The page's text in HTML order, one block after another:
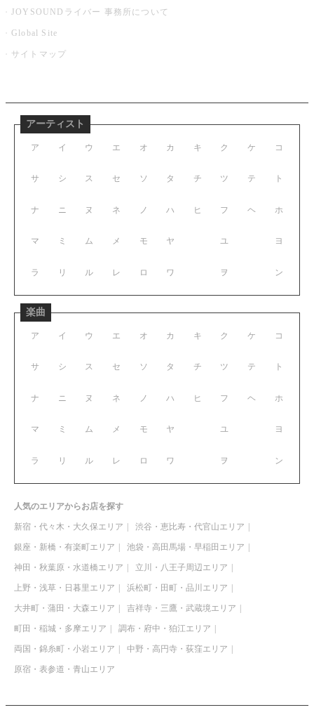
JOYSOUNDライバー 事務所について
Global Site
サイトマップ
アーティスト
ア イ ウ エ オ
サ シ ス セ ソ
ナ ニ ヌ ネ ノ
マ ミ ム メ モ
ラ リ ル レ ロ
カ キ ク ケ コ
タ チ ツ テ ト
ハ ヒ フ ヘ ホ
ヤ ユ ヨ
ワ ヲ ン
楽曲
ア イ ウ エ オ
サ シ ス セ ソ
ナ ニ ヌ ネ ノ
マ ミ ム メ モ
ラ リ ル レ ロ
カ キ ク ケ コ
タ チ ツ テ ト
ハ ヒ フ ヘ ホ
ヤ ユ ヨ
ワ ヲ ン
人気のエリアからお店を探す
新宿・代々木・大久保エリア 渋谷・恵比寿・代官山エリア
銀座・新橋・有楽町エリア 池袋・高田馬場・早稲田エリア
神田・秋葉原・水道橋エリア 立川・八王子周辺エリア
上野・浅草・日暮里エリア 浜松町・田町・品川エリア
大井町・蒲田・大森エリア 吉祥寺・三鷹・武蔵境エリア
町田・稲城・多摩エリア 調布・府中・狛江エリア
両国・錦糸町・小岩エリア 中野・高円寺・荻窪エリア
原宿・表参道・青山エリア